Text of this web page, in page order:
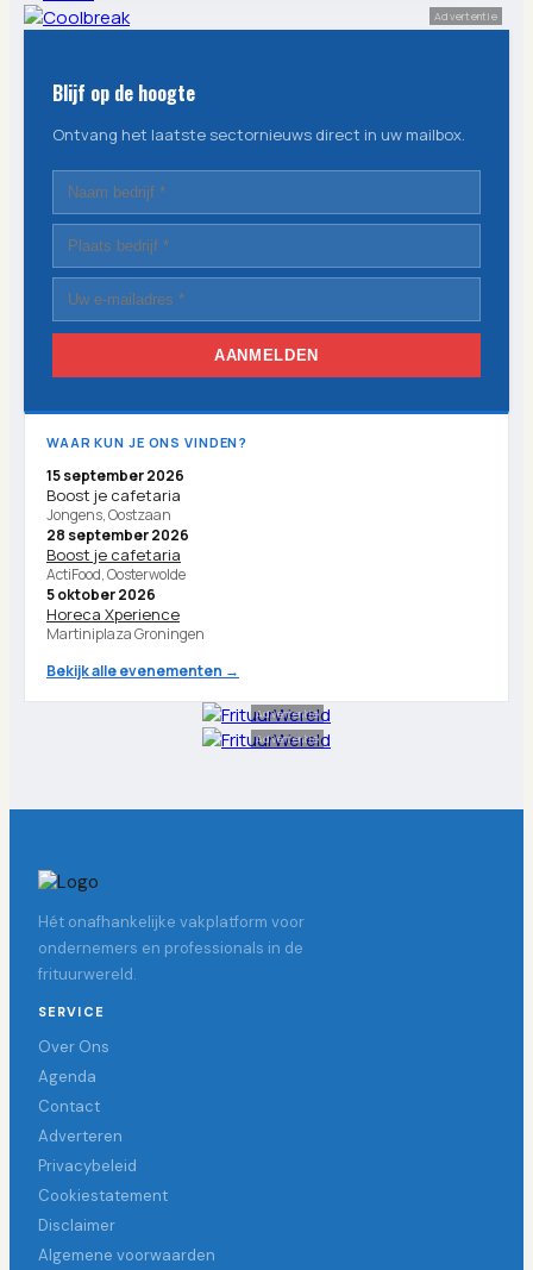
Advertentie
Blijf op de hoogte
Ontvang het laatste sectornieuws direct in uw mailbox.
AANMELDEN
WAAR KUN JE ONS VINDEN?
15 september 2026
Boost je cafetaria
Jongens, Oostzaan
28 september 2026
Boost je cafetaria
ActiFood, Oosterwolde
5 oktober 2026
Horeca Xperience
Martiniplaza Groningen
Bekijk alle evenementen →
Advertentie
Advertentie
Hét onafhankelijke vakplatform voor
ondernemers en professionals in de
frituurwereld.
SERVICE
Over Ons
Agenda
Contact
Adverteren
Privacybeleid
Cookiestatement
Disclaimer
Algemene voorwaarden